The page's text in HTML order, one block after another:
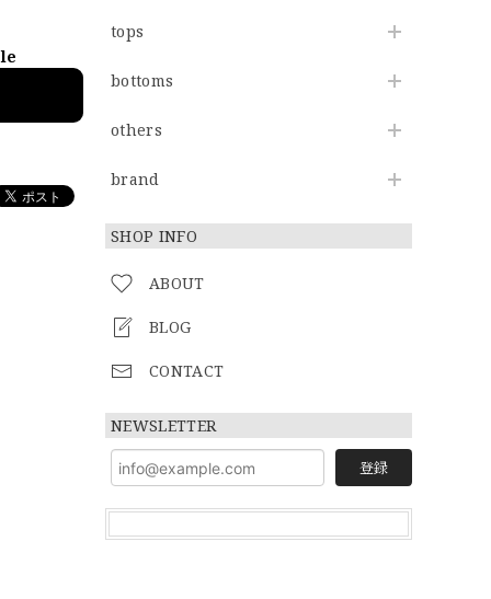
tops
bottoms
others
brand
SHOP INFO
ABOUT
BLOG
CONTACT
NEWSLETTER
登録